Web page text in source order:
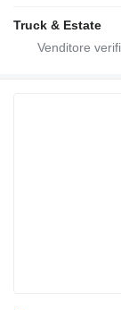
Truck & Estate